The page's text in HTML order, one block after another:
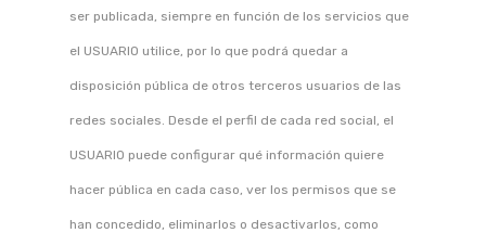
ser publicada, siempre en función de los servicios que
el USUARIO utilice, por lo que podrá quedar a
disposición pública de otros terceros usuarios de las
redes sociales. Desde el perfil de cada red social, el
USUARIO puede configurar qué información quiere
hacer pública en cada caso, ver los permisos que se
han concedido, eliminarlos o desactivarlos, como